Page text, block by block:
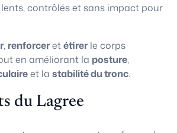
contrôlés et sans impact pour
, renforceretétirerle corps
en améliorant la posture,
et la stabilité du tronc.
du Lagree